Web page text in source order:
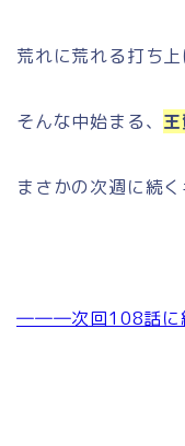
荒れに荒れる打ち上
そんな中始まる、
まさかの次週に続
―――次回108話に